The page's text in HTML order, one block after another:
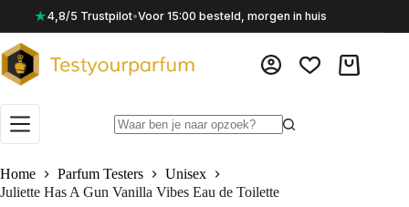
inhoud
★4,8/5 Trustpilot•Voor 15:00 besteld, morgen in huis
Home
Parfum Testers
Unisex
Juliette Has A Gun Vanilla Vibes Eau de Toilette